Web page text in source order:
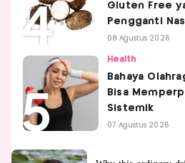
Gluten Free
Pengganti
08 Agustus 2026
Health
Bahaya
Bisa
Sistemik
07 Agustus 2026